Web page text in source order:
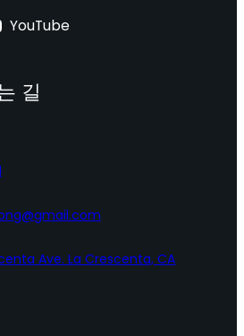
YouTube
길
Ave. La Crescenta, CA